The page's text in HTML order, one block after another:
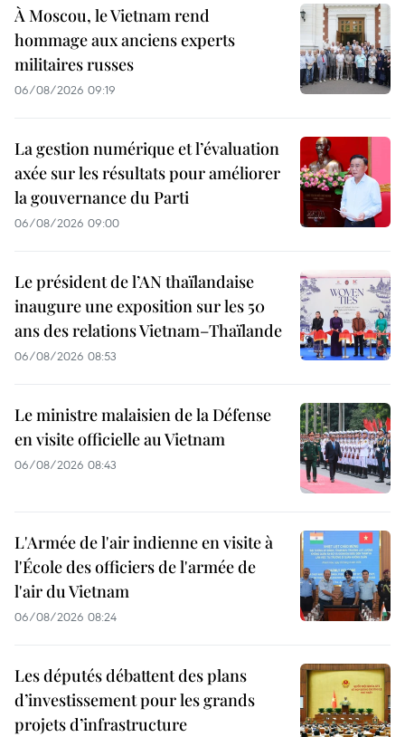
À Moscou, le Vietnam rend
hommage aux anciens experts
militaires russes
06/08/2026 09:19
La gestion numérique et l’évaluation
axée sur les résultats pour améliorer
la gouvernance du Parti
06/08/2026 09:00
Le président de l’AN thaïlandaise
inaugure une exposition sur les 50
ans des relations Vietnam–Thaïlande
06/08/2026 08:53
Le ministre malaisien de la Défense
en visite officielle au Vietnam
06/08/2026 08:43
L'Armée de l'air indienne en visite à
l'École des officiers de l'armée de
l'air du Vietnam
06/08/2026 08:24
Les députés débattent des plans
d’investissement pour les grands
projets d’infrastructure